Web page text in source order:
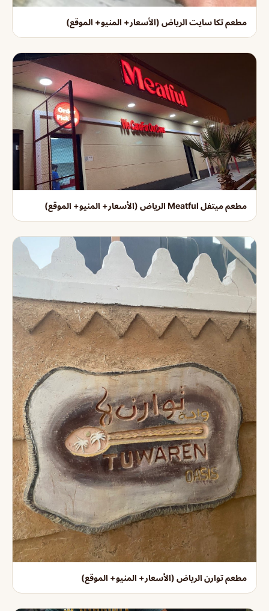
مطعم تكا سايت الرياض (الأسعار+ المنيو+ الموقع)
مطعم ميتفل Meatful الرياض (الأسعار+ المنيو+ الموقع)
مطعم توارن الرياض (الأسعار+ المنيو+ الموقع)